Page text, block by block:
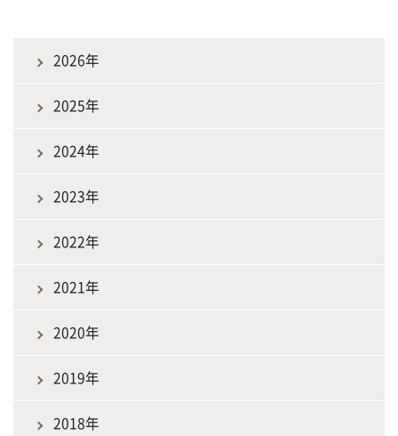
2026年
2025年
2024年
2023年
2022年
2021年
2020年
2019年
2018年